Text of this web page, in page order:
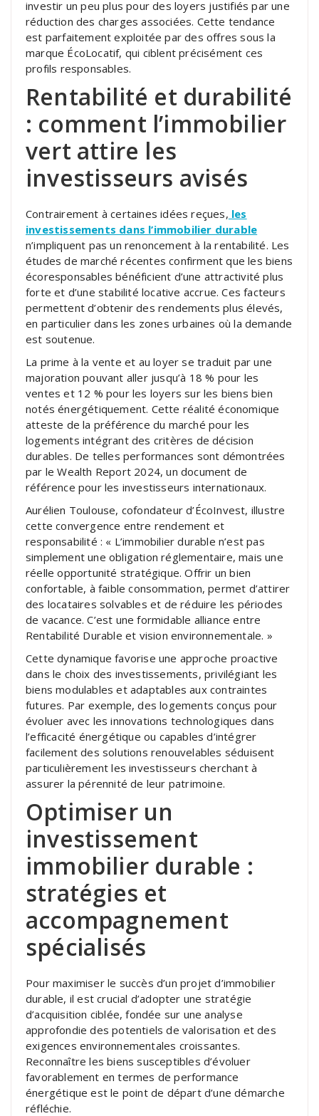
investir un peu plus pour des loyers justifiés par une
réduction des charges associées. Cette tendance
est parfaitement exploitée par des offres sous la
marque ÉcoLocatif, qui ciblent précisément ces
profils responsables.
Rentabilité et durabilité
: comment l’immobilier
vert attire les
investisseurs avisés
Contrairement à certaines idées reçues, les
investissements dans l’immobilier durable
n’impliquent pas un renoncement à la rentabilité. Les
études de marché récentes confirment que les biens
écoresponsables bénéficient d’une attractivité plus
forte et d’une stabilité locative accrue. Ces facteurs
permettent d’obtenir des rendements plus élevés,
en particulier dans les zones urbaines où la demande
est soutenue.
La prime à la vente et au loyer se traduit par une
majoration pouvant aller jusqu’à 18 % pour les
ventes et 12 % pour les loyers sur les biens bien
notés énergétiquement. Cette réalité économique
atteste de la préférence du marché pour les
logements intégrant des critères de décision
durables. De telles performances sont démontrées
par le Wealth Report 2024, un document de
référence pour les investisseurs internationaux.
Aurélien Toulouse, cofondateur d’ÉcoInvest, illustre
cette convergence entre rendement et
responsabilité : « L’immobilier durable n’est pas
simplement une obligation réglementaire, mais une
réelle opportunité stratégique. Offrir un bien
confortable, à faible consommation, permet d’attirer
des locataires solvables et de réduire les périodes
de vacance. C’est une formidable alliance entre
Rentabilité Durable et vision environnementale. »
Cette dynamique favorise une approche proactive
dans le choix des investissements, privilégiant les
biens modulables et adaptables aux contraintes
futures. Par exemple, des logements conçus pour
évoluer avec les innovations technologiques dans
l’efficacité énergétique ou capables d’intégrer
facilement des solutions renouvelables séduisent
particulièrement les investisseurs cherchant à
assurer la pérennité de leur patrimoine.
Optimiser un
investissement
immobilier durable :
stratégies et
accompagnement
spécialisés
Pour maximiser le succès d’un projet d’immobilier
durable, il est crucial d’adopter une stratégie
d’acquisition ciblée, fondée sur une analyse
approfondie des potentiels de valorisation et des
exigences environnementales croissantes.
Reconnaître les biens susceptibles d’évoluer
favorablement en termes de performance
énergétique est le point de départ d’une démarche
réfléchie.